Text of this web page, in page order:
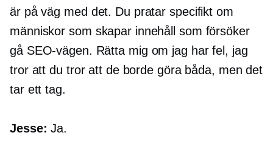
är på väg med det. Du pratar specifikt om
människor som skapar innehåll som försöker
gå SEO-vägen. Rätta mig om jag har fel, jag
tror att du tror att de borde göra båda, men det
tar ett tag.
Jesse: Ja.